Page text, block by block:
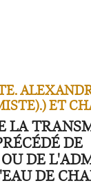
ET
LA
DE
DE
DE